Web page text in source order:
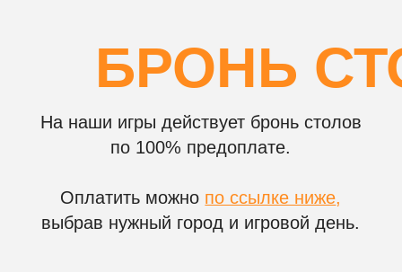
НА ВАШЕМ
Чем игра
музыкальное